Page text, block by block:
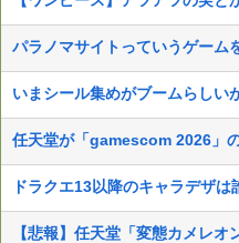
パラノマサイトっていうゲーム
いまシール集めがブームらしい
任天堂が「gamescom 2026」
ドラクエ13以降のキャラデザは